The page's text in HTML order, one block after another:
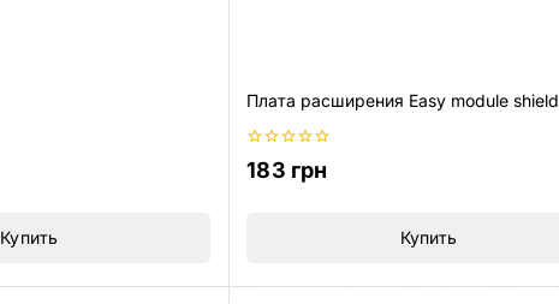
Купить
Плата расширения Easy module shield
0
из
183 грн
Купить